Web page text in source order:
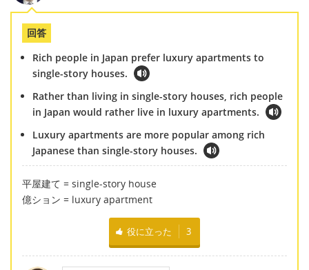
回答
Rich people in Japan prefer luxury apartments to
single-story houses.
Rather than living in single-story houses, rich people
in Japan would rather live in luxury apartments.
Luxury apartments are more popular among rich
Japanese than single-story houses.
平屋建て = single-story house
億ション = luxury apartment
役に立った 3